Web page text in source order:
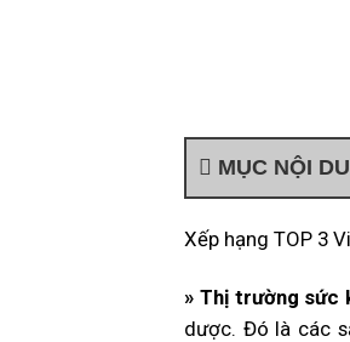
MỤC NỘI
Xếp hạng TOP 3
» Thị trường sức
dược. Đó là các